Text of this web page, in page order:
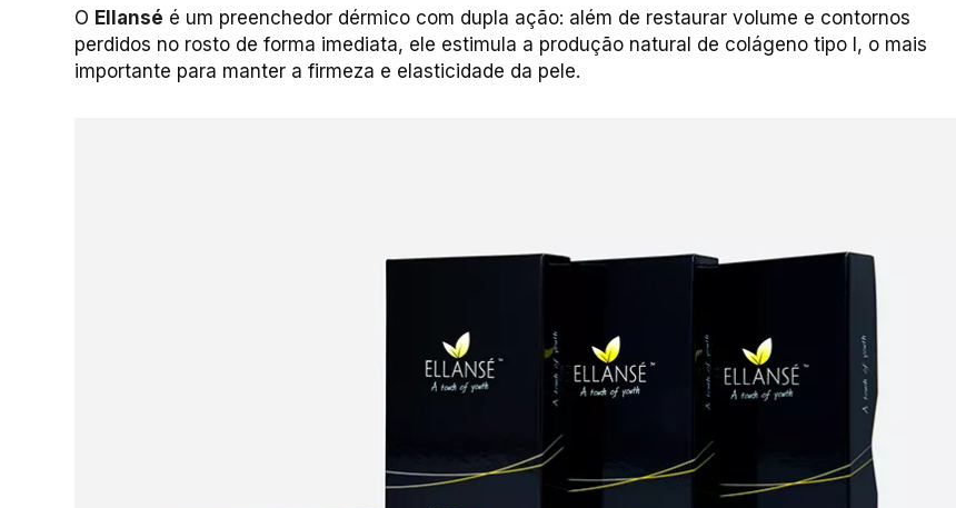
O Ellansé é um preenchedor dérmico com dupla ação: além de restaurar volume e contornos
perdidos no rosto de forma imediata, ele estimula a produção natural de colágeno tipo I, o mais
importante para manter a firmeza e elasticidade da pele.